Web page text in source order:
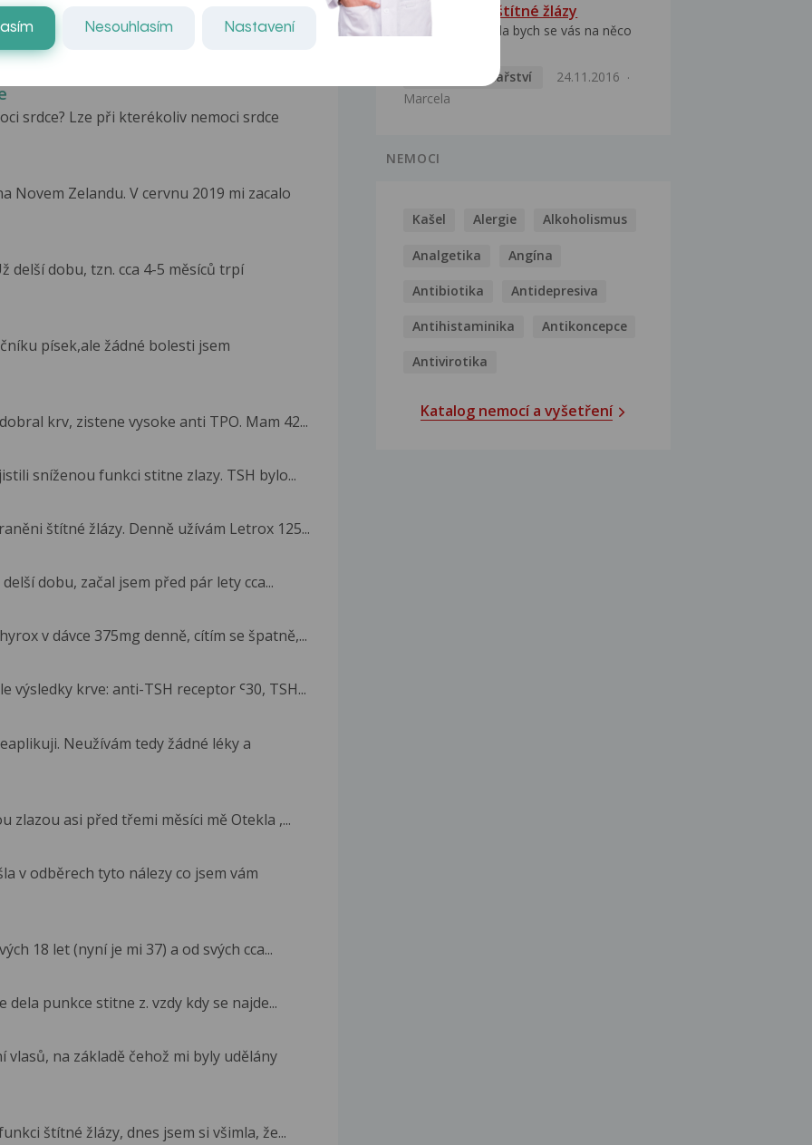
srdce? Lze při kterékoliv nemoci srdce
Novem Zelandu. V cervnu 2019 mi zacalo
delší dobu, tzn. cca 4-5 měsíců trpí
písek,ale žádné bolesti jsem
krv, zistene vysoke anti TPO. Mam 42...
sníženou funkci stitne zlazy. TSH bylo...
štítné žlázy. Denně užívám Letrox 125...
dobu, začal jsem před pár lety cca...
v dávce 375mg denně, cítím se špatně,...
výsledky krve: anti-TSH receptor Ꜥ30, TSH...
Neužívám tedy žádné léky a
zlazou asi před třemi měsíci mě Otekla ,...
v odběrech tyto nálezy co jsem vám
18 let (nyní je mi 37) a od svých cca...
punkce stitne z. vzdy kdy se najde...
na základě čehož mi byly udělány
štítné žlázy, dnes jsem si všimla, že...
Onemocnění štítné žlázy
Dobrý den, Chtěla bych se vás na něco
Praktické lékařství
24.11.2016
Marcela
NEMOCI
Kašel Alergie Alkoholismus
Analgetika Angína
Antibiotika Antidepresiva
Antihistaminika Antikoncepce
Antivirotika
Katalog nemocí a vyšetření
Nesouhlasím Nastavení